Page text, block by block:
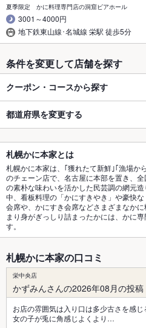
夏季限定 かに料理専門店の洞窟ビアホール
3001～4000円
地下鉄東山線･名城線 栄駅 徒歩5分
条件を変更して店舗を探す
クーポン・コースから探す
都道府県を変更する
札幌かに本家とは
札幌かに本家は、｢獲れたて新鮮｣｢漁場か
のチェーン店で、名古屋に本部を置き、
の素朴な味わいを活かした民芸調の網元
中、看板料理の「かにすきやき」や豪快
会席や、かにすき会席などさまざまなか
まり身がぎっしり詰まったかには、かに
す。
札幌かに本家の口コミ
栄中央店
かずみんさんの2026年08月の投稿
お店の雰囲気は入り口は多少古さを感
女の子が兎に角感じよくより…